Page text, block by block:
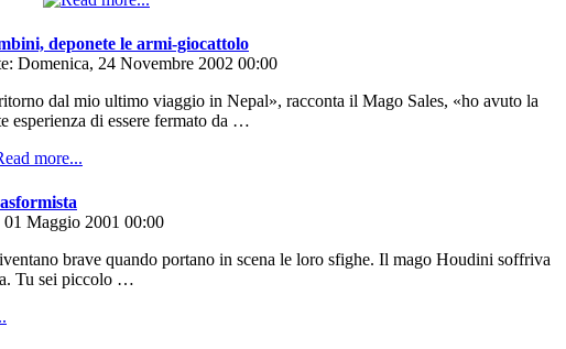
deponete le armi-giocattolo
Domenica, 24 Novembre 2002 00:00
dal mio ultimo viaggio in Nepal», racconta il Mago Sales, «ho avuto la
esperienza di essere fermato da …
Maggio 2001 00:00
brave quando portano in scena le loro sfighe. Il mago Houdini soffriva
Tu sei piccolo …